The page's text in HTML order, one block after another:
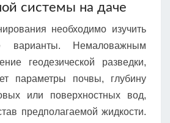
системы на даче
необходимо изучить
варианты. Немаловажным
геодезической разведки,
параметры почвы, глубину
или поверхностных вод,
предполагаемой жидкости.